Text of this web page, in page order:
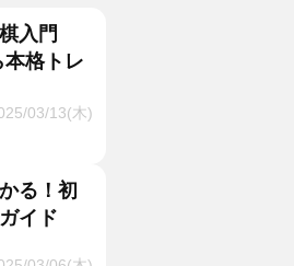
入門
格トレ
03/13(木)
る！初
イド